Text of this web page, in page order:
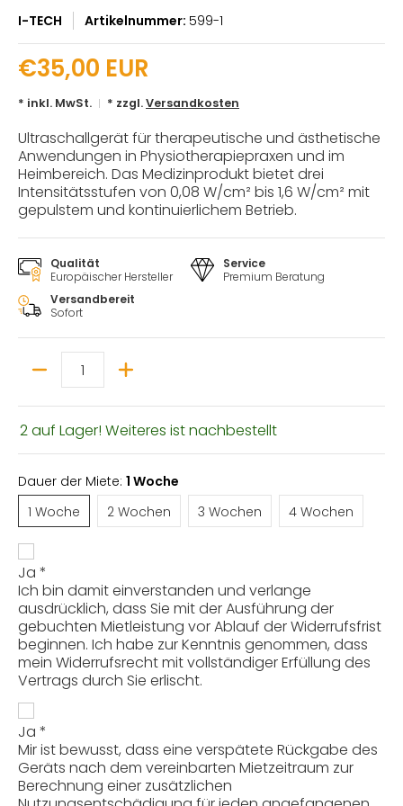
I-TECH Artikelnummer: 599-1
€35,00 EUR
* inkl. MwSt. * zzgl.Versandkosten
Ultraschallgerät für therapeutische und ästhetische
Anwendungen in Physiotherapiepraxen und im
Heimbereich. Das Medizinprodukt bietet drei
Intensitätsstufen von 0,08 W/cm² bis 1,6 W/cm² mit
gepulstem und kontinuierlichem Betrieb.
Qualität
Europäischer Hersteller
Service
Premium Beratung
Versandbereit
Sofort
2 auf Lager! Weiteres ist nachbestellt
Dauer der Miete: 1 Woche
1 Woche
1 Woche
2 Wochen
2 Wochen
3 Wochen 4 Wochen
Ja *
Ich bin damit einverstanden und verlange
ausdrücklich, dass Sie mit der Ausführung der
gebuchten Mietleistung vor Ablauf der Widerrufsfrist
beginnen. Ich habe zur Kenntnis genommen, dass
mein Widerrufsrecht mit vollständiger Erfüllung des
Vertrags durch Sie erlischt.
Ja *
Mir ist bewusst, dass eine verspätete Rückgabe des
Geräts nach dem vereinbarten Mietzeitraum zur
Berechnung einer zusätzlichen